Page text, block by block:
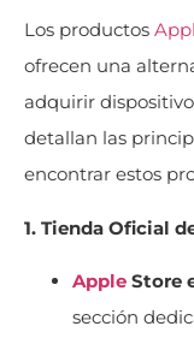
Los productos
ofrecen una
adquirir
detallan las
encontrar estos
1. Tienda Oficial
Apple Store
sección